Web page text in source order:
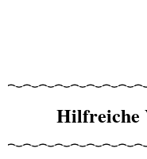
Hilfreiche